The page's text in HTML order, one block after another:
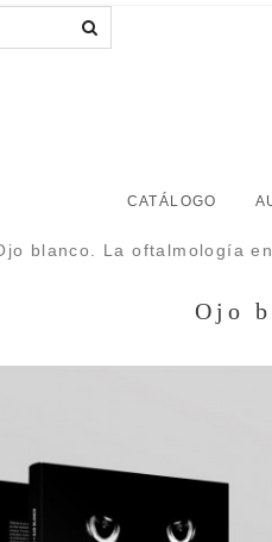
CATÁLOGO
blanco. La oftalmologí­a
Ojo